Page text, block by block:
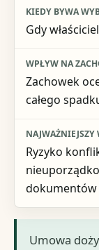
Gdy
Zachowek
całego
Ryzyko
dokumentów
Umowa